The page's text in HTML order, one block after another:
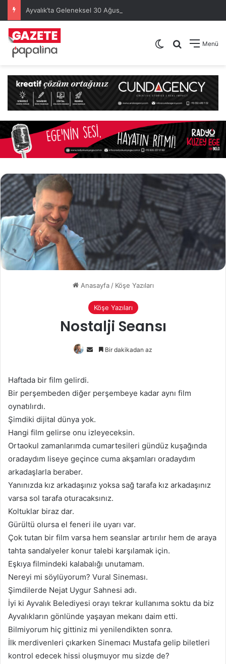
Menü
Arama yap
Dış görünümü
Anasayfa / Köşe Yazıları
Köşe Yazıları
Nostalji Seansı
Bir
Bir dakikadan az
Haftada bir film gelirdi.
Bir perşembeden diğer perşembeye kadar aynı film
oynatılırdı.
Şimdiki dijital dünya yok.
Hangi film gelirse onu izleyeceksin.
Ortaokul zamanlarımda cumartesileri gündüz kuşağında
oradaydım liseye geçince cuma akşamları oradaydım
arkadaşlarla beraber.
Yanınızda kız arkadaşınız yoksa sağ tarafa kız arkadaşınız
varsa sol tarafa oturacaksınız.
Koltuklar biraz dar.
Gürültü olursa el feneri ile uyarı var.
Çok tutan bir film varsa hem seanslar artırılır hem de araya
tahta sandalyeler konur talebi karşılamak için.
Eşkıya filmindeki kalabalığı unutamam.
Nereyi mi söylüyorum? Vural Sineması.
Şimdilerde Nejat Uygur Sahnesi adı.
İyi ki Ayvalık Belediyesi orayı tekrar kullanıma soktu da biz
Ayvalıkların gönlünde yaşayan mekanı daim etti.
Bilmiyorum hiç gittiniz mi yenilendikten sonra.
İlk merdivenleri çıkarken Sinemacı Mustafa gelip biletleri
kontrol edecek hissi oluşmuyor mu sizde de?